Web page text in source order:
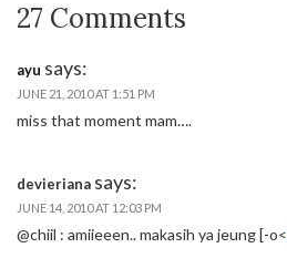
27 Comments
ayu says:
JUNE 21, 2010 AT 1:51 PM
miss that moment mam….
devieriana says:
JUNE 14, 2010 AT 12:03 PM
@chiil : amiieeen.. makasih ya jeung [-o<